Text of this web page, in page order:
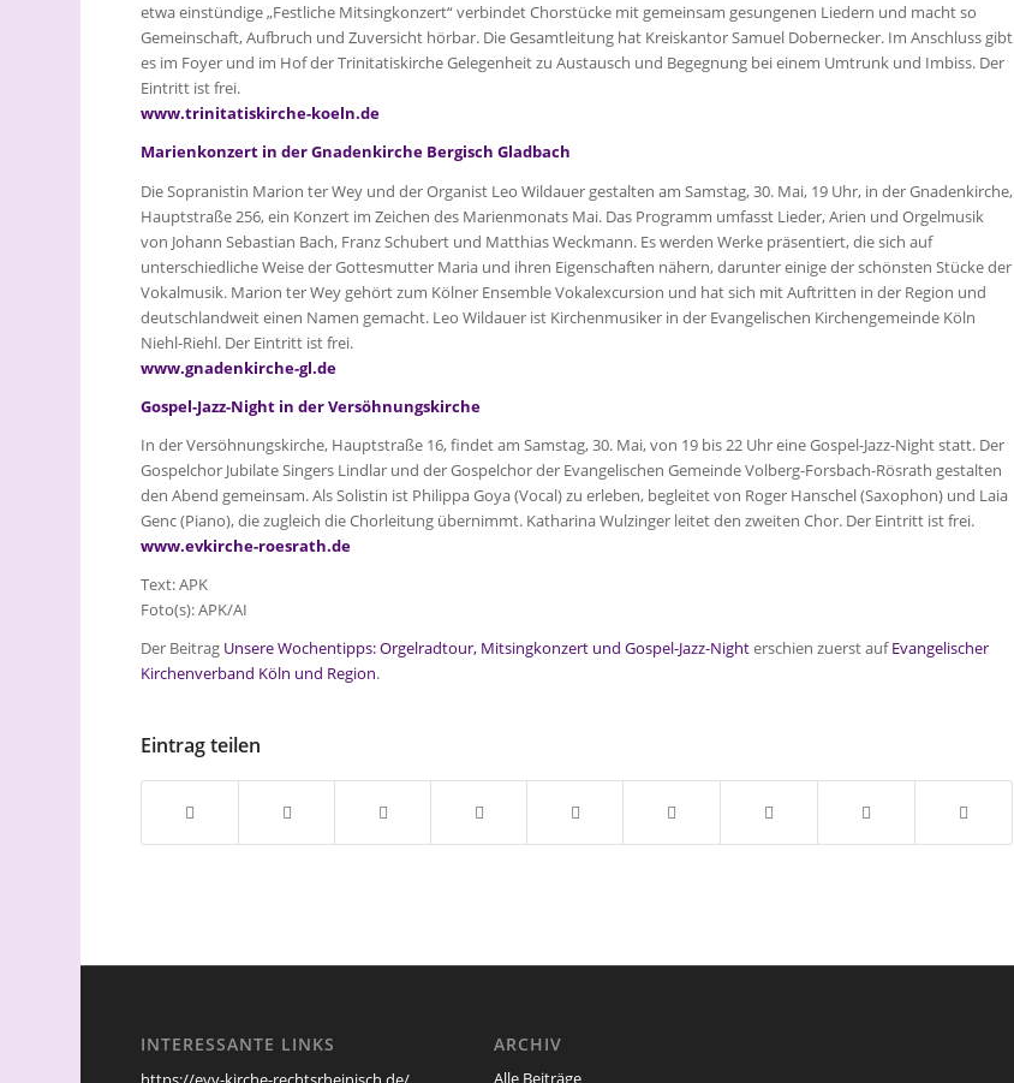
etwa einstündige „Festliche Mitsingkonzert“ verbindet Chorstücke mit gemeinsam gesungenen Liedern und macht so
Gemeinschaft, Aufbruch und Zuversicht hörbar. Die Gesamtleitung hat Kreiskantor Samuel Dobernecker. Im Anschluss gibt
es im Foyer und im Hof der Trinitatiskirche Gelegenheit zu Austausch und Begegnung bei einem Umtrunk und Imbiss. Der
Eintritt ist frei.
www.trinitatiskirche-koeln.de
Marienkonzert in der Gnadenkirche Bergisch Gladbach
Die Sopranistin Marion ter Wey und der Organist Leo Wildauer gestalten am Samstag, 30. Mai, 19 Uhr, in der Gnadenkirche,
Hauptstraße 256, ein Konzert im Zeichen des Marienmonats Mai. Das Programm umfasst Lieder, Arien und Orgelmusik
von Johann Sebastian Bach, Franz Schubert und Matthias Weckmann. Es werden Werke präsentiert, die sich auf
unterschiedliche Weise der Gottesmutter Maria und ihren Eigenschaften nähern, darunter einige der schönsten Stücke der
Vokalmusik. Marion ter Wey gehört zum Kölner Ensemble Vokalexcursion und hat sich mit Auftritten in der Region und
deutschlandweit einen Namen gemacht. Leo Wildauer ist Kirchenmusiker in der Evangelischen Kirchengemeinde Köln
Niehl-Riehl. Der Eintritt ist frei.
www.gnadenkirche-gl.de
Gospel-Jazz-Night in der Versöhnungskirche
In der Versöhnungskirche, Hauptstraße 16, findet am Samstag, 30. Mai, von 19 bis 22 Uhr eine Gospel-Jazz-Night statt. Der
Gospelchor Jubilate Singers Lindlar und der Gospelchor der Evangelischen Gemeinde Volberg-Forsbach-Rösrath gestalten
den Abend gemeinsam. Als Solistin ist Philippa Goya (Vocal) zu erleben, begleitet von Roger Hanschel (Saxophon) und Laia
Genc (Piano), die zugleich die Chorleitung übernimmt. Katharina Wulzinger leitet den zweiten Chor. Der Eintritt ist frei.
www.evkirche-roesrath.de
Text: APK
Foto(s): APK/AI
Der Beitrag Unsere Wochentipps: Orgelradtour, Mitsingkonzert und Gospel-Jazz-Nighterschien zuerst aufEvangelischer
Kirchenverband Köln und Region.
Eintrag teilen
INTERESSANTE LINKS ARCHIV
Alle Beiträge